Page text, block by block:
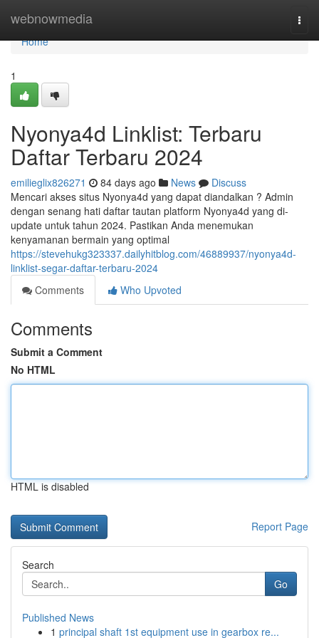
webnowmedia
Home
Home
1
Nyonya4d Linklist: Terbaru
Daftar Terbaru 2024
emilieglix826271 84 days ago News
Discuss
Mencari akses situs Nyonya4d yang dapat diandalkan ? Admin
dengan senang hati daftar tautan platform Nyonya4d yang di-
update untuk tahun 2024. Pastikan Anda menemukan
kenyamanan bermain yang optimal
https://stevehukg323337.dailyhitblog.com/46889937/nyonya4d-
linklist-segar-daftar-terbaru-2024
Comments
Who Upvoted
Comments
Submit a Comment
No HTML
HTML is disabled
Report Page
Search
Go
Published News
1 principal shaft 1st equipment use in gearbox re...